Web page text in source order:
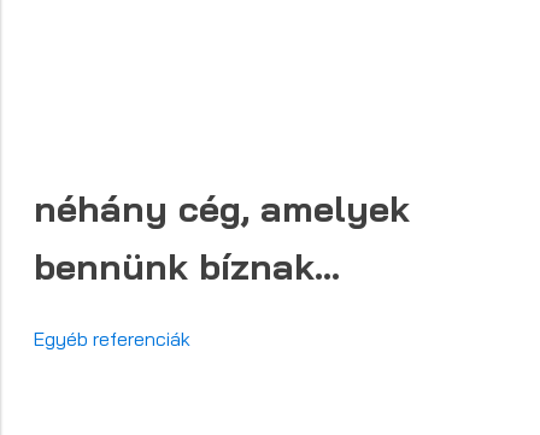
néhány cég, amelyek
bennünk bíznak...
Egyéb referenciák